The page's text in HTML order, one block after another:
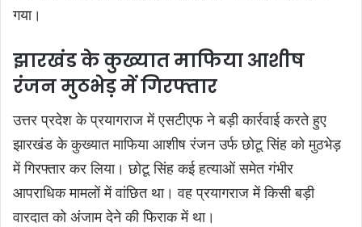
गया।
झारखंड के कुख्यात माफिया आशीष
रंजन मुठभेड़ में गिरफ्तार
उत्तर प्रदेश के प्रयागराज में एसटीएफ ने बड़ी कार्रवाई करते हुए
झारखंड के कुख्यात माफिया आशीष रंजन उर्फ छोटू सिंह को मुठभेड़
में गिरफ्तार कर लिया। छोटू सिंह कई हत्याओं समेत गंभीर
आपराधिक मामलों में वांछित था। वह प्रयागराज में किसी बड़ी
वारदात को अंजाम देने की फिराक में था।